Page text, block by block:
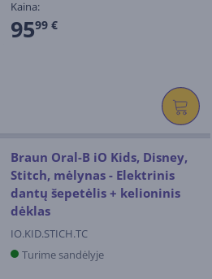
Kaina:
9599 €
Braun Oral-B iO Kids, Disney,
Stitch, mėlynas - Elektrinis
dantų šepetėlis + kelioninis
dėklas
IO.KID.STICH.TC
Turime sandėlyje